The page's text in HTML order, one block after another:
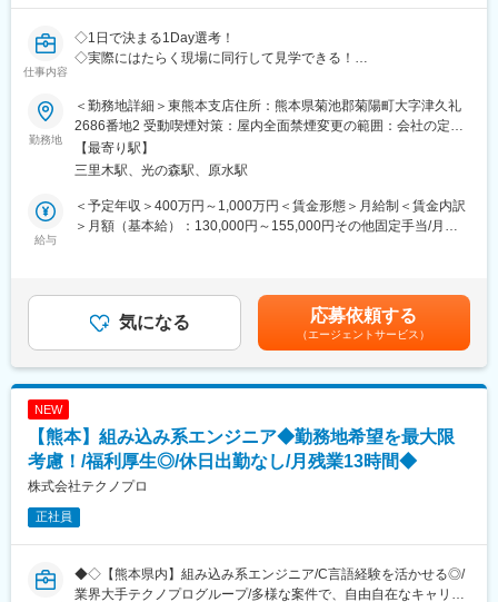
継承等をご提案します。
土地を資産化し地主様やご家族様の将来の安心をサポートするだ
けでなく、地域住民の方に安全な住環境を提供できる、やりがい
のあるお仕事です。
＜新人営業の主なミッション＞
大切な土地をお任せいただくためにも、まずは関係性構築からス
タートです。
その土地への想い入れ、今後への悩みについて、話を「聞く」こ
実際に提案フェーズになったら、先輩営業と最適な建築・運営プ
ランを考え、一緒に提案をしていきます。
による面接】を実施します。
配属予定支店の雰囲気や実際の仕事内容を直接見ることができ、
理解を深めたうえで入社判断をいただけます。
■サポート体制：
◇スキルアップ研修：年間100時間（毎日30分）
◇営業AIツールの導入 など
■当社について：
土地活用提案から設計・施工、「ホームメイト」運営まで手がけ
る東証プライム上場の総合建設企業です。
変更の範囲：会社の定める業務
仕事内容
◇1日で決まる1Day選考！
◇実際にはたらく現場に同行して見学できる！
■1Day選考の流れ
［1］支店に到着、営業と一緒に顧客先に訪問
［2］ランチをしてから帰社／※もちろん当社持ちです！
［3］面接
［4］スキルアップタイム見学／営業同士でスキルを高める時間で
◇家庭と仕事を両立したい方
◇営業が嫌いなわけじゃない。ただ“働き方”が合わなくなってしま
案するコンサルティング営業です。
(1)土地オーナーへのアプローチ（リストを基にアプローチしま
す）
遊休地など、活用できていない土地に対しアパートやマンション
の提案をする仕事です。
勤務地
＜勤務地詳細＞東熊本支店住所：熊本県菊池郡菊陽町大字津久礼
2686番地2 受動喫煙対策：屋内全面禁煙変更の範囲：会社の定め
る事業所
【最寄り駅】
三里木駅、光の森駅、原水駅
給与
＜予定年収＞400万円～1,000万円＜賃金形態＞月給制＜賃金内訳
＞月額（基本給）：130,000円～155,000円その他固定手当/月：
業手当＞有＜給与補足＞年収650万円（月給31万円＋成果給＋賞
与）／入社1年目 メンバー年収841万円（月給42万円＋成果給＋
賞与）／入社2年目 メンバー年収1,156万円（月給56万円＋成果給
＋賞与）／入社5年目 メンバー賃金はあくまでも目安の金額であ
り、選考を通じて上下する可能性があります。月給(月額)は固定手
気になる 応募依頼する
（エージェントサービス）
NEW
【熊本】組み込み系エンジニア◆勤務地希望を最大限
考慮！/福利厚生◎/休日出勤なし/月残業13時間◆
株式会社テクノプロ
正社員
◆◇【熊本県内】組み込み系エンジニア/C言語経験を活かせる◎/
業界大手テクノプログループ/多様な案件で、自由自在なキャリア